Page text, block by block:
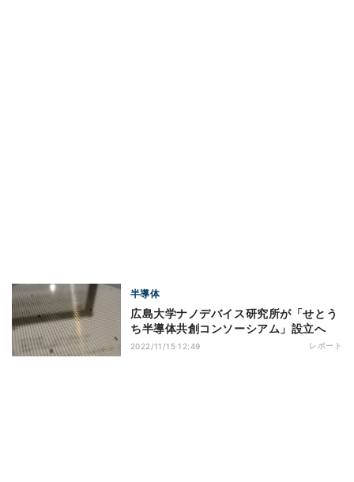
半導体
広島大学ナノデバイス研究所が「せとう
ち半導体共創コンソーシアム」設立へ
2022/11/15 12:49 レポート